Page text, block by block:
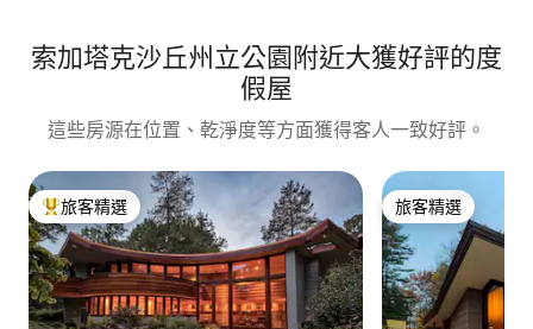
索加塔克沙丘州立公園附近大獲好評的度
假屋
這些房源在位置、乾淨度等方面獲得客人一致好評。
旅客精選榜首
旅客精選 旅客精選
旅客精選